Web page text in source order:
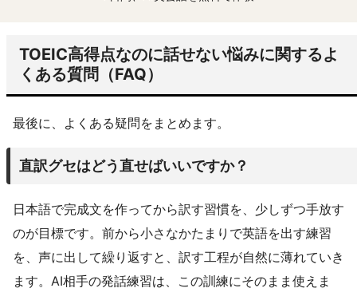
TOEIC高得点なのに話せない悩みに関するよ
くある質問（FAQ）
最後に、よくある疑問をまとめます。
直訳グセはどう直せばいいですか？
日本語で完成文を作ってから訳す習慣を、少しずつ手放す
のが目標です。前から小さなかたまりで英語を出す練習
を、声に出して繰り返すと、訳す工程が自然に薄れていき
ます。AI相手の発話練習は、この訓練にそのまま使えま